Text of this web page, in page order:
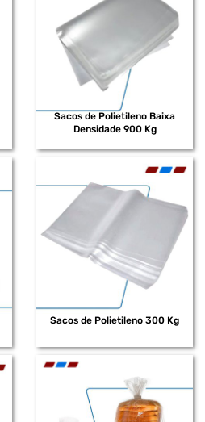
Sacos de Polietileno Baixa
Densidade 900 Kg
Sacos de Polietileno 300 Kg